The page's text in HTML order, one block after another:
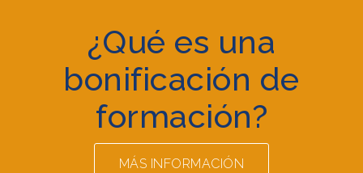
¿Qué es una
bonificación de
formación?
MÁS INFORMACIÓN